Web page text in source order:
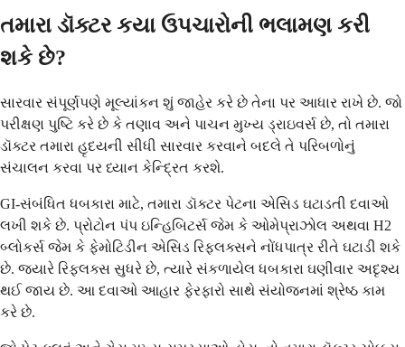
તમારા ડૉક્ટર કયા ઉપચારોની ભલામણ કરી
શકે છે?
સારવાર સંપૂર્ણપણે મૂલ્યાંકન શું જાહેર કરે છે તેના પર આધાર રાખે છે. જો
પરીક્ષણ પુષ્ટિ કરે છે કે તણાવ અને પાચન મુખ્ય ડ્રાઇવર્સ છે, તો તમારા
ડૉક્ટર તમારા હૃદયની સીધી સારવાર કરવાને બદલે તે પરિબળોનું
સંચાલન કરવા પર ધ્યાન કેન્દ્રિત કરશે.
GI-સંબંધિત ધબકારા માટે, તમારા ડૉક્ટર પેટના એસિડ ઘટાડતી દવાઓ
લખી શકે છે. પ્રોટોન પંપ ઇન્હિબિટર્સ જેમ કે ઓમેપ્રાઝોલ અથવા H2
બ્લોકર્સ જેમ કે ફેમોટિડીન એસિડ રિફ્લક્સને નોંધપાત્ર રીતે ઘટાડી શકે
છે. જ્યારે રિફ્લક્સ સુધરે છે, ત્યારે સંકળાયેલ ધબકારા ઘણીવાર અદૃશ્ય
થઈ જાય છે. આ દવાઓ આહાર ફેરફારો સાથે સંયોજનમાં શ્રેષ્ઠ કામ
કરે છે.